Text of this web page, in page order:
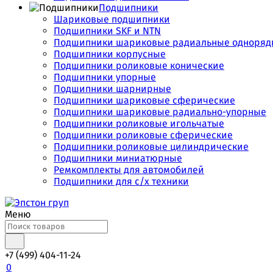
Подшипники
Шариковые подшипники
Подшипники SKF и NTN
Подшипники шариковые радиальные
Подшипники корпусные
Подшипники роликовые конические
Подшипники упорные
Подшипники шарнирные
Подшипники шариковые сферические
Подшипники шариковые радиально-упорные
Подшипники роликовые игольчатые
Подшипники роликовые сферические
Подшипники роликовые цилиндрические
Подшипники миниатюрные
Ремкомплекты для автомобилей
Подшипники для с/х техники
Меню
+7 (499) 404-11-24
0